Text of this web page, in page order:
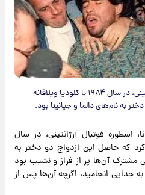
دیگو مارادونا، اسطوره فوتبال آرژانتینی، در سال ۱۹۸۴ با کلودیا ویلافانه
به نام‌های دالما و جیانینا بود.
اسطوره فوتبال آرژانتینی، در سال
کرد که حاصل این ازدواج دو دختر به
مشترک آن‌ها پر از فراز و نشیب بود
و پس از ۲۰ سال در سال ۲۰۰۴ به جدایی انجامید، اگرچه آن‌ها پس از